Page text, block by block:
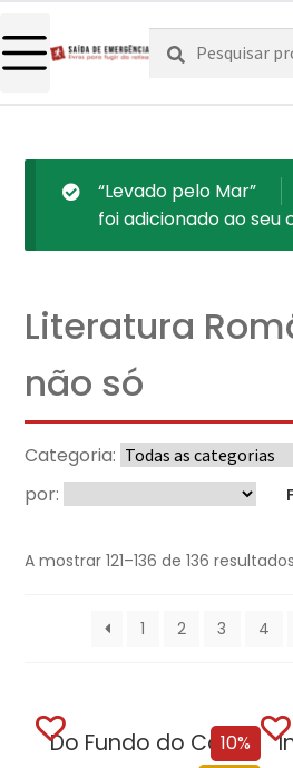
Pesquisar
por:
Pesquisa
“Levado pelo Mar”
foi adicionado ao seu
Literatura
não só
Categoria:
por:
A mostrar 121–136 de 136 resultados
1 2 3 4
10%
Do Fundo do Coração